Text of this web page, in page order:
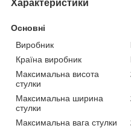
Характеристики
Основні
Виробник
Країна виробник
Максимальна висота
стулки
Максимальна ширина
стулки
Максимальна вага стулки